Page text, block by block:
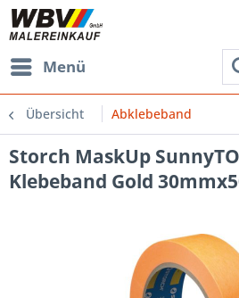
Menü
Übersicht Abklebeband
Storch MaskUp
Klebeband Gold